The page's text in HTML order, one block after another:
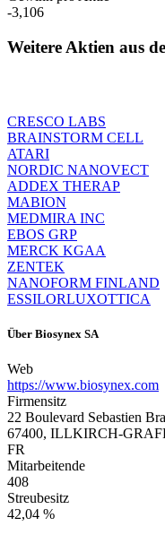
-3,106
Weitere Aktien aus
CRESCO LABS
BRAINSTORM CELL
ATARI
NORDIC NANOVECT
ADDEX THERAP
MABION
MEDMIRA INC
EBOS GRP
MERCK KGAA
ZENTEK
NANOFORM FINLAND
ESSILORLUXOTTICA
Über Biosynex SA
Web
https://www.biosynex.com
Firmensitz
22 Boulevard Sebastien
67400, ILLKIRCH-
FR
Mitarbeitende
408
Streubesitz
42,04 %